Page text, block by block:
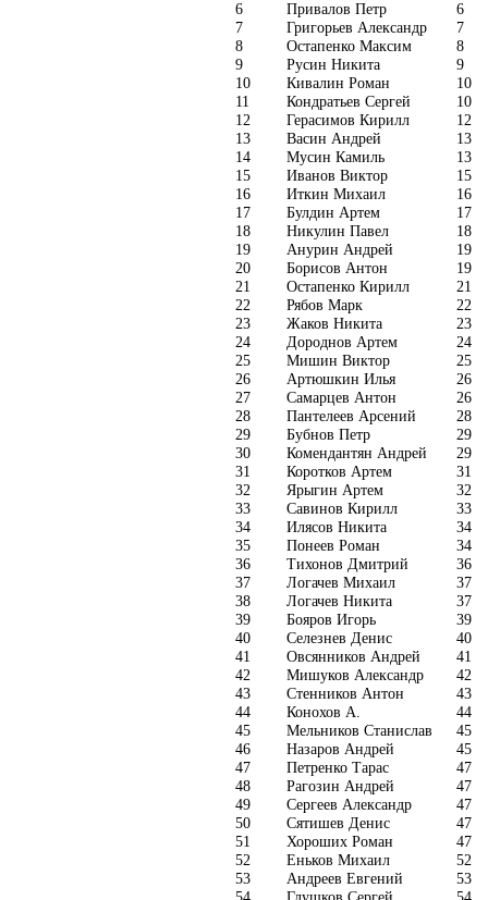
6
Привалов Петр
6
7
Григорьев Александр
7
8
Остапенко Максим
8
9
Русин Никита
9
10
Кивалин Роман
10
11
Кондратьев Сергей
10
12
Герасимов Кирилл
12
13
Васин Андрей
13
14
Мусин Камиль
13
15
Иванов Виктор
15
16
Иткин Михаил
16
17
Булдин Артем
17
18
Никулин Павел
18
19
Анурин Андрей
19
20
Борисов Антон
19
21
Остапенко Кирилл
21
22
Рябов Марк
22
23
Жаков Никита
23
24
Дороднов Артем
24
25
Мишин Виктор
25
26
Артюшкин Илья
26
27
Самарцев Антон
26
28
Пантелеев Арсений
28
29
Бубнов Петр
29
30
Комендантян Андрей
29
31
Коротков Артем
31
32
Ярыгин Артем
32
33
Савинов Кирилл
33
34
Илясов Никита
34
35
Понеев Роман
34
36
Тихонов Дмитрий
36
37
Логачев Михаил
37
38
Логачев Никита
37
39
Бояров Игорь
39
40
Селезнев Денис
40
41
Овсянников Андрей
41
42
Мишуков Александр
42
43
Стенников Антон
43
44
Конохов А.
44
45
Мельников Станислав
45
46
Назаров Андрей
45
47
Петренко Тарас
47
48
Рагозин Андрей
47
49
Сергеев Александр
47
50
Сятишев Денис
47
51
Хороших Роман
47
52
Еньков Михаил
52
53
Андреев Евгений
53